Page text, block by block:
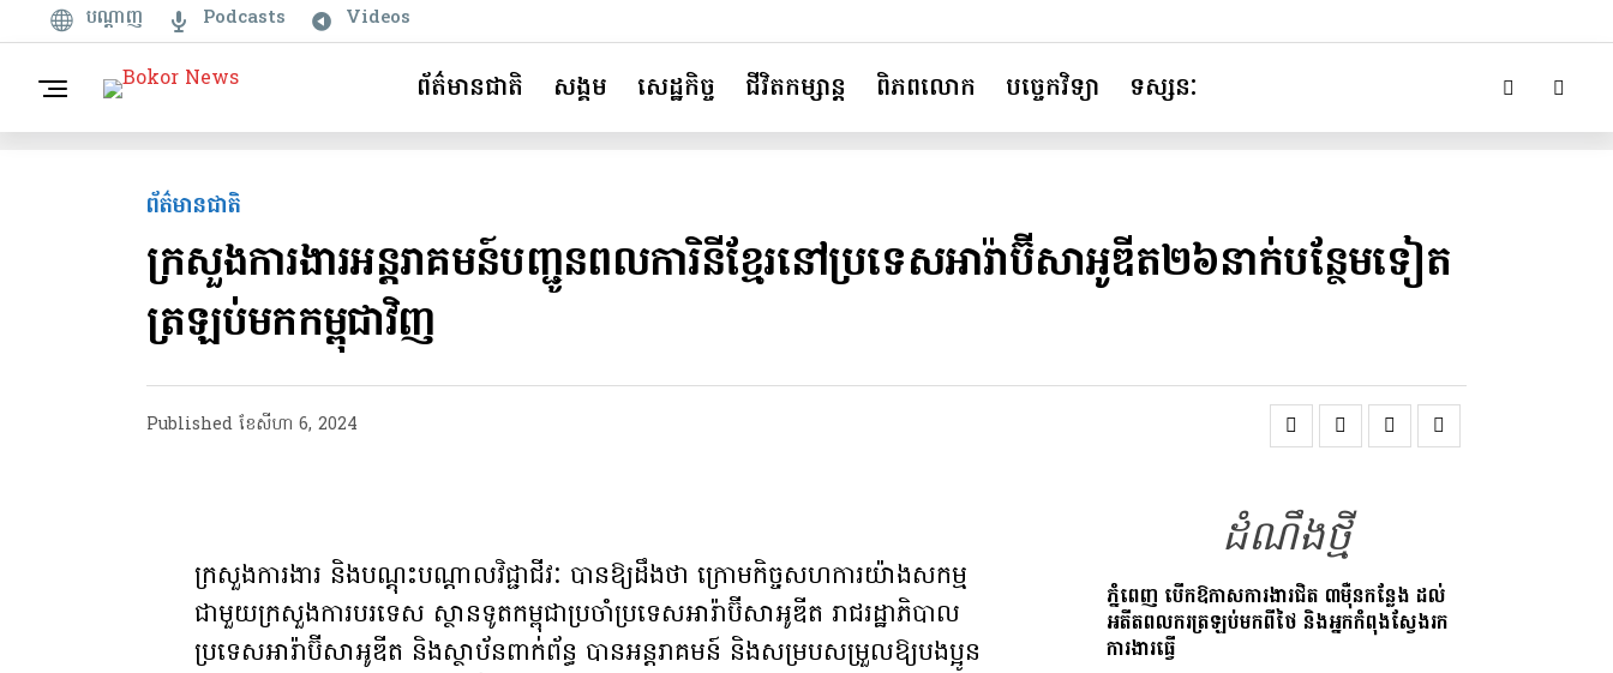
បណ្តាញ Podcasts Videos
ព័ត៌មានជាតិ សង្គម សេដ្ឋកិច្ច ជីវិតកម្សាន្ត ពិភពលោក បច្ចេកវិទ្យា ទស្សនៈ
ព័ត៌មានជាតិ
ក្រសួងការងារអន្តរាគមន៍​បញ្ជូន​ពលការិនីខ្មែរនៅប្រទេស​អារ៉ាប៊ីសាអូឌីត២៦នាក់បន្ថែមទៀត
ត្រឡប់​មក​កម្ពុជាវិញ
Published ខែ​សីហា 6, 2024
ក្រសួងការងារ និង​បណ្តុះបណ្តាលវិជ្ជាជីវៈ បាន​ឱ្យដឹងថា ក្រោម​កិច្ចសហការ​យ៉ាងសកម្ម​
ជាមួយ​ក្រសួងការបរទេស ស្ថានទូតកម្ពុជា​ប្រចាំប្រទេស​អារ៉ាប៊ីសាអូឌីត រាជរដ្ឋាភិបាល​
ប្រទេស​អារ៉ាប៊ីសាអូឌីត និង​ស្ថាប័នពាក់ព័ន្ធ បានអន្តរាគមន៍ និង​សម្របសម្រួល​ឱ្យ​បងប្អូន​
ដំណឹងថ្មី
ភ្នំពេញ បើកឱកាសការងារជិត ៣ម៉ឺនកន្លែង ដល់
អតីតពលករត្រឡប់មកពីថៃ និងអ្នកកំពុងស្វែងរក
ការងារធ្វើ